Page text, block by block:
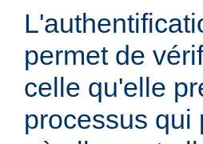
permet de
celle qu'elle
processus qui